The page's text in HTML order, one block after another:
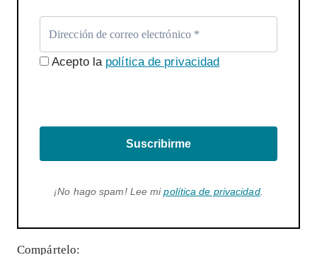
Acepto la política de privacidad
Suscribirme
¡No hago spam! Lee mipolítica de privacidad.
Compártelo: